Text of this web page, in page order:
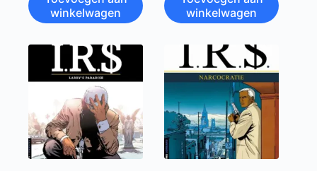
winkelwagen
winkelwagen